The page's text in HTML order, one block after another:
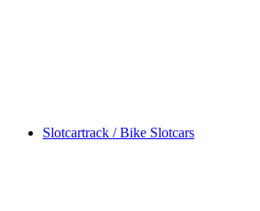
Slotcartrack / Bike Slotcars